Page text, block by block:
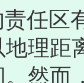
区有
地理
然而